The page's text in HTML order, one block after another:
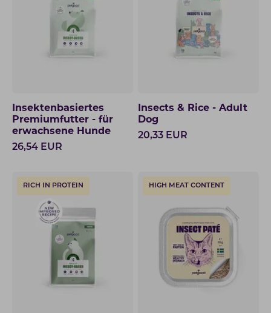
Insektenbasiertes
Premiumfutter - für
erwachsene Hunde
26,54 EUR
Insects & Rice - Adult
Dog
20,33 EUR
RICH IN PROTEIN HIGH MEAT CONTENT